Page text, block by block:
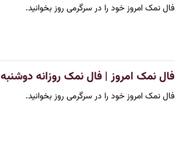
فال نمک امروز خود را در سرگرمی روز بخوانید.
فال نمک امروز | فال نمک روزانه دوشنبه 21 اردیبهشت ماه
فال نمک امروز خود را در سرگرمی روز بخوانید.